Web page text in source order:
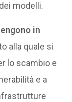
modelli.
in
alla quale si
lo scambio e
e a